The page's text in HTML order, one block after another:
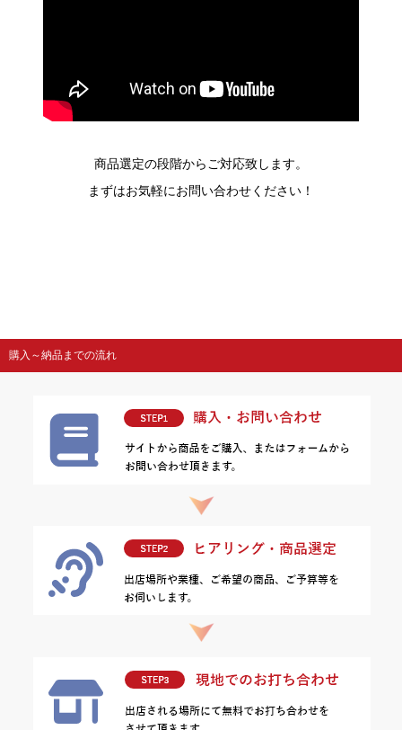
商品選定の段階からご対応致します。
まずはお気軽にお問い合わせください！
購入～納品までの流れ